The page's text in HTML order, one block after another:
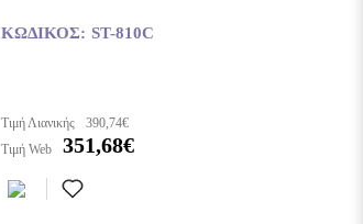
ΚΩΔΙΚΌΣ: ST-810C
Τιμή Λιανικής
390,74€
Τιμή Web
351,68€